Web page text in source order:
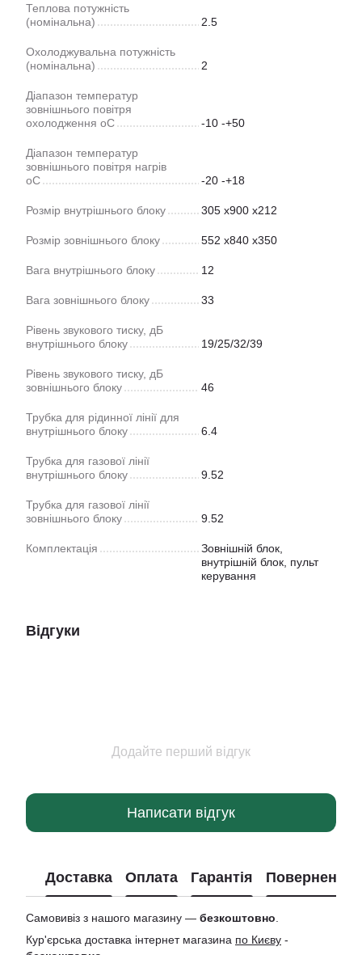
Теплова потужність
(номінальна)
2.5
Охолоджувальна потужність
(номінальна)
2
Діапазон температур
зовнішнього повітря
охолодження оС
-10 -+50
Діапазон температур
зовнішнього повітря нагрів
оС
-20 -+18
Розмір внутрішнього блоку 305 x900 x212
Розмір зовнішнього блоку 552 x840 x350
Вага внутрішнього блоку 12
Вага зовнішнього блоку 33
Рівень звукового тиску, дБ
внутрішнього блоку
19/25/32/39
Рівень звукового тиску, дБ
зовнішнього блоку
46
Трубка для рідинної лінії для
внутрішнього блоку
6.4
Трубка для газової лінії
внутрішнього блоку
9.52
Трубка для газової лінії
зовнішнього блоку
9.52
Комплектація
Зовнішній блок,
внутрішній блок, пульт
керування
Відгуки
Додайте перший відгук
Написати відгук
Доставка Оплата Гарантія Повернення
Самовивіз з нашого магазину — безкоштовно.
Кур'єрська доставка інтернет магазина по Києву -